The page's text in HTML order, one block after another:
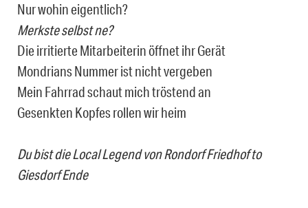
Nur wohin eigentlich?
Merkste selbst ne?
Die irritierte Mitarbeiterin öffnet ihr Gerät
Mondrians Nummer ist nicht vergeben
Mein Fahrrad schaut mich tröstend an
Gesenkten Kopfes rollen wir heim
Du bist die Local Legend von Rondorf Friedhof to
Giesdorf Ende